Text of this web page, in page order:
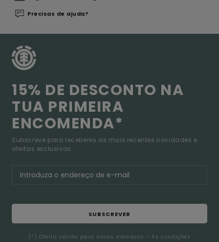
Precisas de ajuda?
15% DE DESCONTO NA
TUA PRIMEIRA
ENCOMENDA*
Subscreve para receberes as mais recentes novidades e
ofertas exclusivas.
SUBSCREVER
(*) Oferta válida para novos membros - As condições